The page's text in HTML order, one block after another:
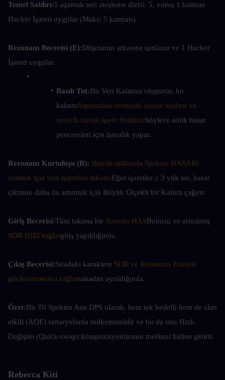
Temel Saldırı:5 aşamalı seri ateşleme dizisi. 5. vuruş 1 katman
Hacker İşareti uygular (Maks: 5 katman).
Rezonans Becerisi (E):Düşmanın arkasına ışınlanır ve 1 Hacker
İşareti uygular.
Basılı Tut:Bir Veri Kalıntısı oluşturur, bu
kalıntıdüşmanlara otomatik olarak saldırır ve
sürekli olarak işaret biriktirirböylece anlık hasar
pencereleri için hazırlık yapar.
Rezonans Kurtuluşu (R): Büyük miktarda Spektro HASARI
vermek için tüm işaretleri tüketir.Eğer işaretler ≥ 3 yük ise, hasar
çıktısını daha da artırmak için Büyük Ölçekli bir Kalıntı çağırır.
Giriş Becerisi:Tüm takıma bir Spektro HAS
SDR HIZI sağlargiriş yapıldığında.
Çıkış Becerisi:Sıradaki karaktere SDR ve Rezonans Enerjisi
güçlendirmeleri sağlarsahadan ayrıldığında.
Özet:Bir T0 Spektro Ana DPS olarak, hem tek hedefli hem de alan
etkili (AOE) senaryolarda mükemmeldir ve bu da onu Hızlı
Değişim (Quick-swap) kompozisyonlarının merkezi haline getirir.
Rebecca Kiti